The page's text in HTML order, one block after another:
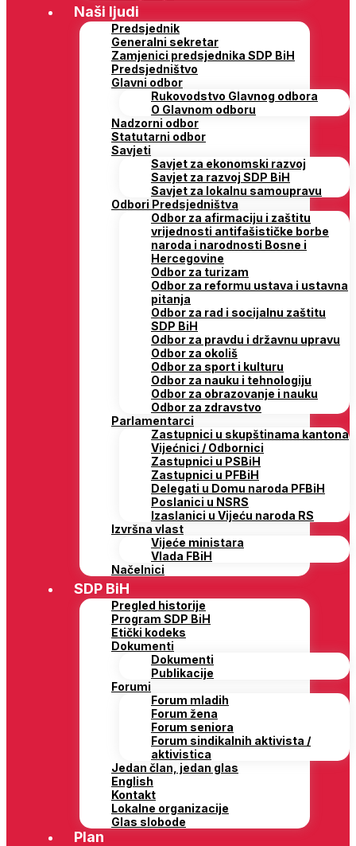
Naši ljudi
Predsjednik
Generalni sekretar
Zamjenici predsjednika SDP BiH
Predsjedništvo
Glavni odbor
Rukovodstvo Glavnog odbora
O Glavnom odboru
Nadzorni odbor
Statutarni odbor
Savjeti
Savjet za ekonomski razvoj
Savjet za razvoj SDP BiH
Savjet za lokalnu samoupravu
Odbori Predsjedništva
Odbor za afirmaciju i zaštitu
vrijednosti antifašističke borbe
naroda i narodnosti Bosne i
Hercegovine
Odbor za turizam
Odbor za reformu ustava i ustavna
pitanja
Odbor za rad i socijalnu zaštitu
SDP BiH
Odbor za pravdu i državnu upravu
Odbor za okoliš
Odbor za sport i kulturu
Odbor za nauku i tehnologiju
Odbor za obrazovanje i nauku
Odbor za zdravstvo
Parlamentarci
Zastupnici u skupštinama kantona
Vijećnici / Odbornici
Zastupnici u PSBiH
Zastupnici u PFBiH
Delegati u Domu naroda PFBiH
Poslanici u NSRS
Izaslanici u Vijeću naroda RS
Izvršna vlast
Vijeće ministara
Vlada FBiH
Načelnici
SDP BiH
Pregled historije
Program SDP BiH
Etički kodeks
Dokumenti
Dokumenti
Publikacije
Forumi
Forum mladih
Forum žena
Forum seniora
Forum sindikalnih aktivista /
aktivistica
Jedan član, jedan glas
English
Kontakt
Lokalne organizacije
Glas slobode
Plan